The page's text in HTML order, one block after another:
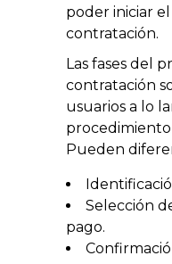
poder iniciar
contratación.
Las fases del
contratación
usuarios a lo
Pueden
Selección
pago.